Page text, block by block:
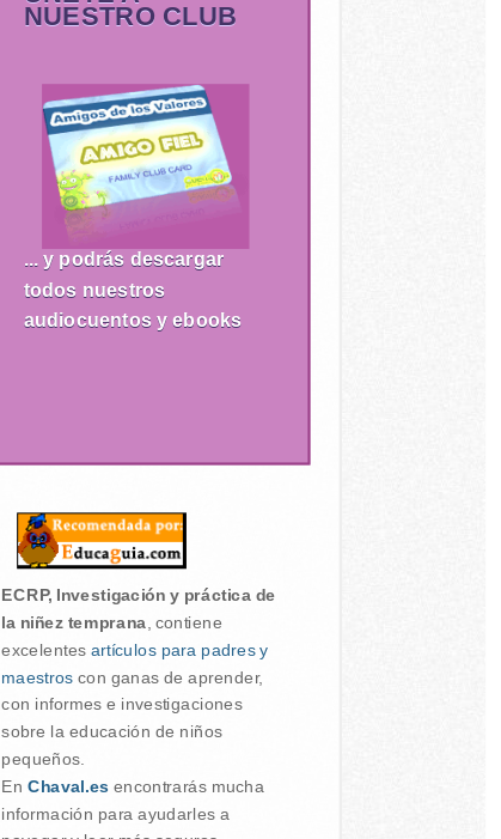
NUESTRO CLUB
... y podrás descargar
todos nuestros
audiocuentos y ebooks
ECRP, Investigación y práctica de
la niñez temprana, contiene
excelentes artículos para padres y
maestros con ganas de aprender,
con informes e investigaciones
sobre la educación de niños
pequeños.
En Chaval.es encontrarás mucha
información para ayudarles a